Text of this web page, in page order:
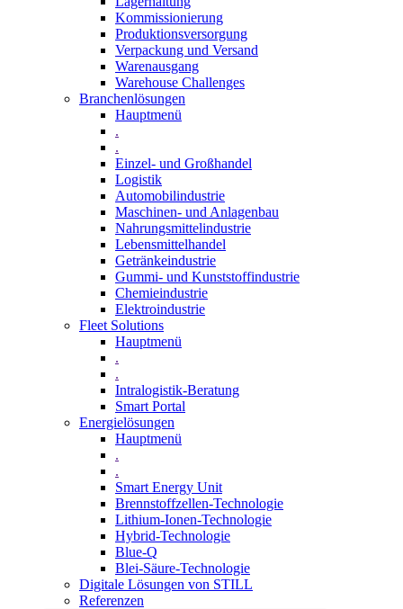
Kommissionierung
Produktionsversorgung
Verpackung und Versand
Warenausgang
Warehouse Challenges
Branchenlösungen
Hauptmenü
.
.
Einzel- und Großhandel
Logistik
Automobilindustrie
Maschinen- und Anlagenbau
Nahrungsmittelindustrie
Lebensmittelhandel
Getränkeindustrie
Gummi­- und Kunststoffindustrie
Chemieindustrie
Elektroindustrie
Fleet Solutions
Hauptmenü
.
.
Intralogistik-Beratung
Smart Portal
Energielösungen
Hauptmenü
.
.
Smart Energy Unit
Brennstoffzellen-Technologie
Lithium-Ionen-Technologie
Hybrid-Technologie
Blue-Q
Blei-Säure-Technologie
Digitale Lösungen von STILL
Referenzen